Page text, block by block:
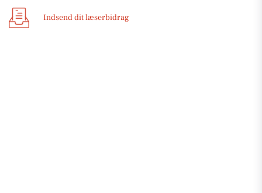
Indsend dit læserbidrag